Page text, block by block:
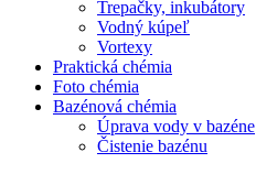
Trepačky, inkubátory
Vodný kúpeľ
Vortexy
Praktická chémia
Foto chémia
Bazénová chémia
Úprava vody v bazéne
Čistenie bazénu